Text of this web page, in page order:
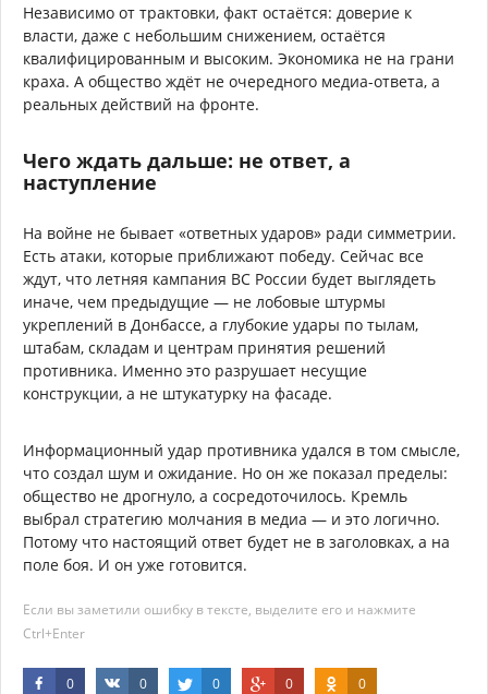
Независимо от трактовки, факт остаётся: доверие к
власти, даже с небольшим снижением, остаётся
квалифицированным и высоким. Экономика не на грани
краха. А общество ждёт не очередного медиа-ответа, а
реальных действий на фронте.
Чего ждать дальше: не ответ, а
наступление
На войне не бывает «ответных ударов» ради симметрии.
Есть атаки, которые приближают победу. Сейчас все
ждут, что летняя кампания ВС России будет выглядеть
иначе, чем предыдущие — не лобовые штурмы
укреплений в Донбассе, а глубокие удары по тылам,
штабам, складам и центрам принятия решений
противника. Именно это разрушает несущие
конструкции, а не штукатурку на фасаде.
Информационный удар противника удался в том смысле,
что создал шум и ожидание. Но он же показал пределы:
общество не дрогнуло, а сосредоточилось. Кремль
выбрал стратегию молчания в медиа — и это логично.
Потому что настоящий ответ будет не в заголовках, а на
поле боя. И он уже готовится.
Если вы заметили ошибку в тексте, выделите его и нажмите
Ctrl+Enter
0 0 0 0 0